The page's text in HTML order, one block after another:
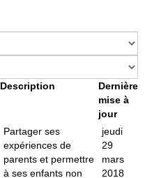
Description
Dernière
mise à
jour
Partager ses
expériences de
parents et permettre
à ses enfants non
jeudi
29
mars
2018